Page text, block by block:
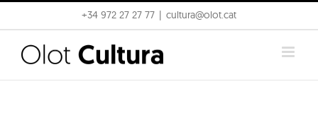
to
content
+34 972 27 27 77 cultura@olot.cat